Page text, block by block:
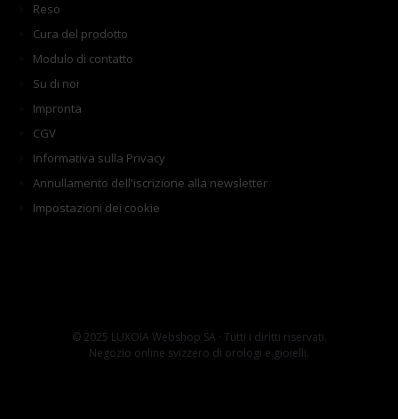
Reso
Cura del prodotto
Modulo di contatto
Su di noi
Impronta
CGV
Informativa sulla Privacy
Annullamento dell'iscrizione alla newsletter
Impostazioni dei cookie
© 2025 LUXOIA Webshop SA · Tutti i diritti riservati.
Negozio online svizzero di orologi e gioielli.